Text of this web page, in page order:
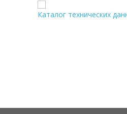
Каталог технических